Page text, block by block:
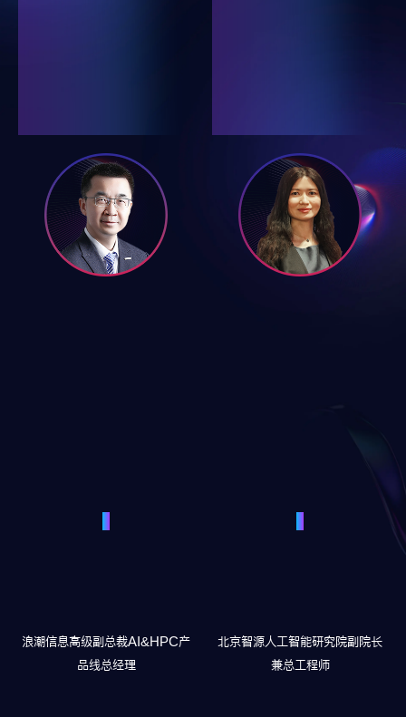
浪潮信息高级副总裁AI&HPC产
品线总经理
北京智源人工智能研究院副院长
兼总工程师